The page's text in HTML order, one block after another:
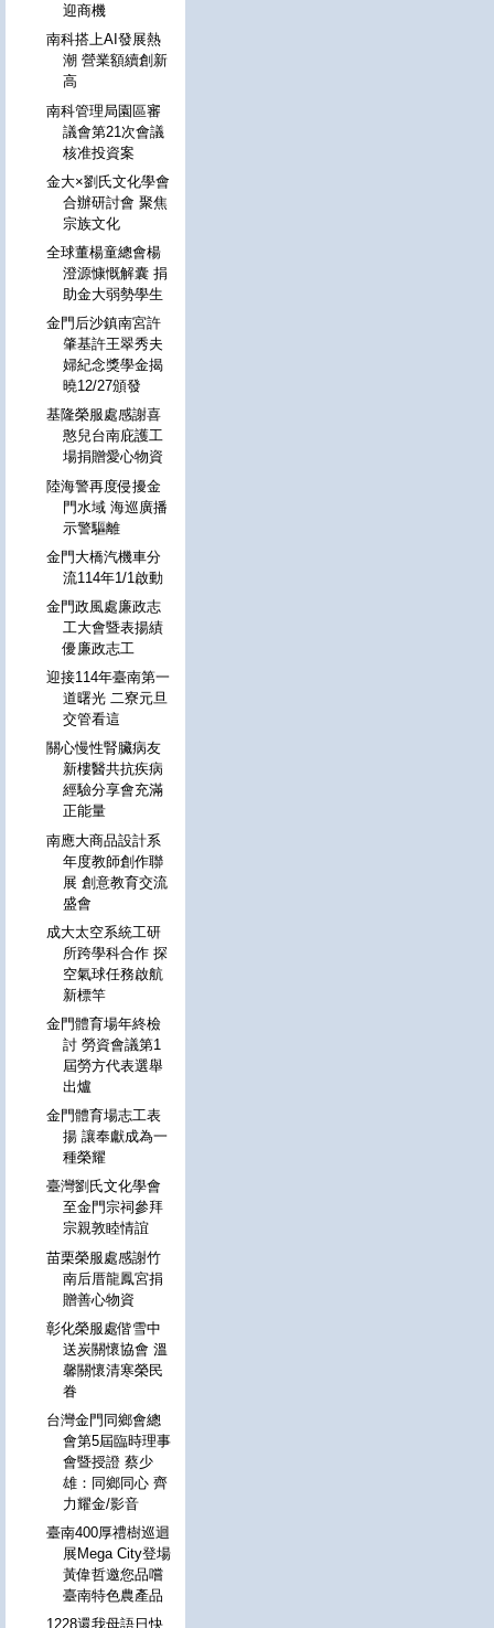
迎商機
南科搭上AI發展熱
潮 營業額續創新
高
南科管理局園區審
議會第21次會議
核准投資案
金大×劉氏文化學會
合辦研討會 聚焦
宗族文化
全球董楊童總會楊
澄源慷慨解囊 捐
助金大弱勢學生
金門后沙鎮南宮許
肇基許王翠秀夫
婦紀念獎學金揭
曉12/27頒發
基隆榮服處感謝喜
憨兒台南庇護工
場捐贈愛心物資
陸海警再度侵擾金
門水域 海巡廣播
示警驅離
金門大橋汽機車分
流114年1/1啟動
金門政風處廉政志
工大會暨表揚績
優廉政志工
迎接114年臺南第一
道曙光 二寮元旦
交管看這
關心慢性腎臟病友
新樓醫共抗疾病
經驗分享會充滿
正能量
南應大商品設計系
年度教師創作聯
展 創意教育交流
盛會
成大太空系統工研
所跨學科合作 探
空氣球任務啟航
新標竿
金門體育場年終檢
討 勞資會議第1
屆勞方代表選舉
出爐
金門體育場志工表
揚 讓奉獻成為一
種榮耀
臺灣劉氏文化學會
至金門宗祠參拜
宗親敦睦情誼
苗栗榮服處感謝竹
南后厝龍鳳宮捐
贈善心物資
彰化榮服處偕雪中
送炭關懷協會 溫
馨關懷清寒榮民
眷
台灣金門同鄉會總
會第5屆臨時理事
會暨授證 蔡少
雄：同鄉同心 齊
力耀金/影音
臺南400厚禮樹巡迴
展Mega City登場
黃偉哲邀您品嚐
臺南特色農產品
1228還我母語日快